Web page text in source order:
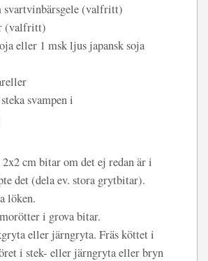
svartvinbärsgele (valfritt)
(valfritt)
eller 1 msk ljus japansk soja
svampen i
cm bitar om det ej redan är i
det (dela ev. stora grytbitar).
löken.
i grova bitar.
eller järngryta. Fräs köttet i
i stek- eller järngryta eller bryn